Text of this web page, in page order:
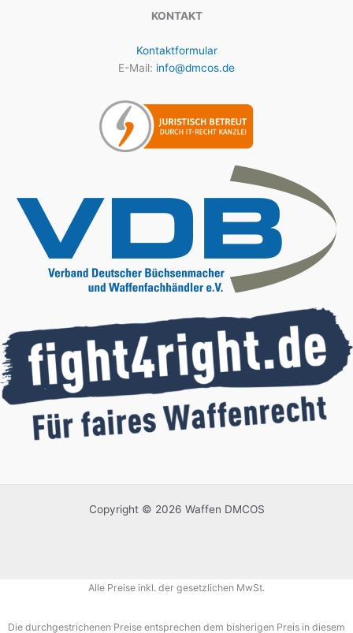
KONTAKT
Kontaktformular
E-Mail: info@dmcos.de
Copyright © 2026 Waffen DMCOS
Alle Preise inkl. der gesetzlichen MwSt.
Die durchgestrichenen Preise entsprechen dem bisherigen Preis in diesem